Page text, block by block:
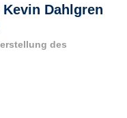
Dahlgren
des